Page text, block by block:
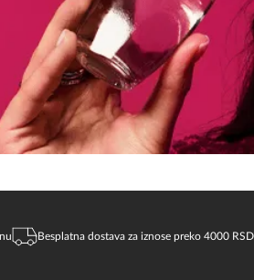
Besplatna dostava za iznose preko 4000 RSD